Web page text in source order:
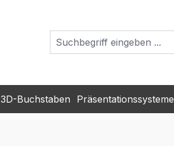
3D-Buchstaben Präsentationssysteme